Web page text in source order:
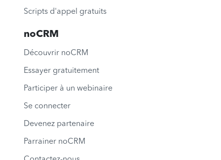
Scripts d'appel gratuits
noCRM
Découvrir noCRM
Essayer gratuitement
Participer à un webinaire
Se connecter
Devenez partenaire
Parrainer noCRM